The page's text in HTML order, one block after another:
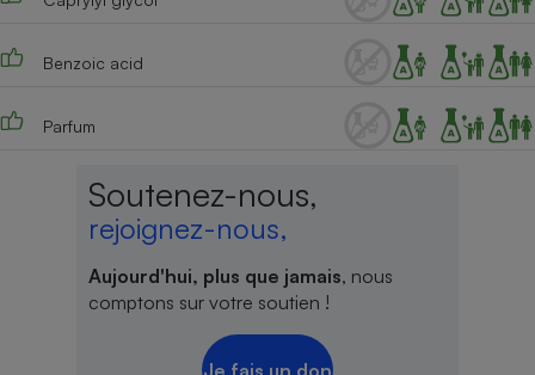
Benzoic acid
Parfum
Soutenez-nous,
rejoignez-nous,
Aujourd'hui, plus que jamais, nous
comptons sur votre soutien !
Robot ménager